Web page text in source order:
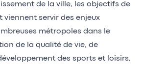
de la ville, les objectifs de
viennent servir des enjeux
métropoles dans le
de la qualité de vie, de
des sports et loisirs,